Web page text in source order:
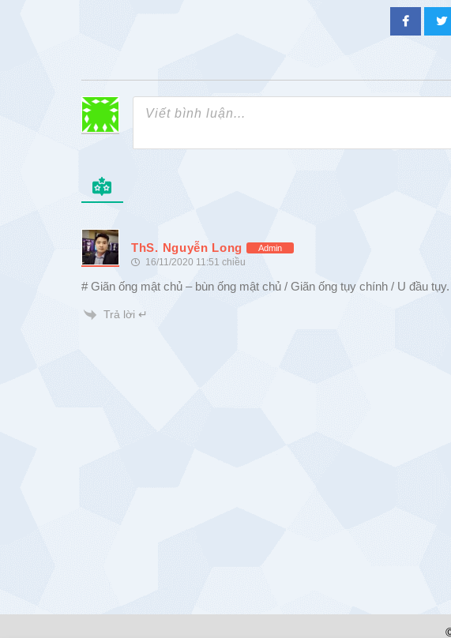
ThS. Nguyễn Long Admin
16/11/2020 11:51 chiều
# Giãn ống mật chủ – bùn ống mật chủ / Giãn ống tụy chính / U đầu tụy.
Trả lời ↵